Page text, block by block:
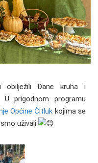
obilježili Dane kruha i
prigodnom programu
Općine Čitluk kojima se
uživali